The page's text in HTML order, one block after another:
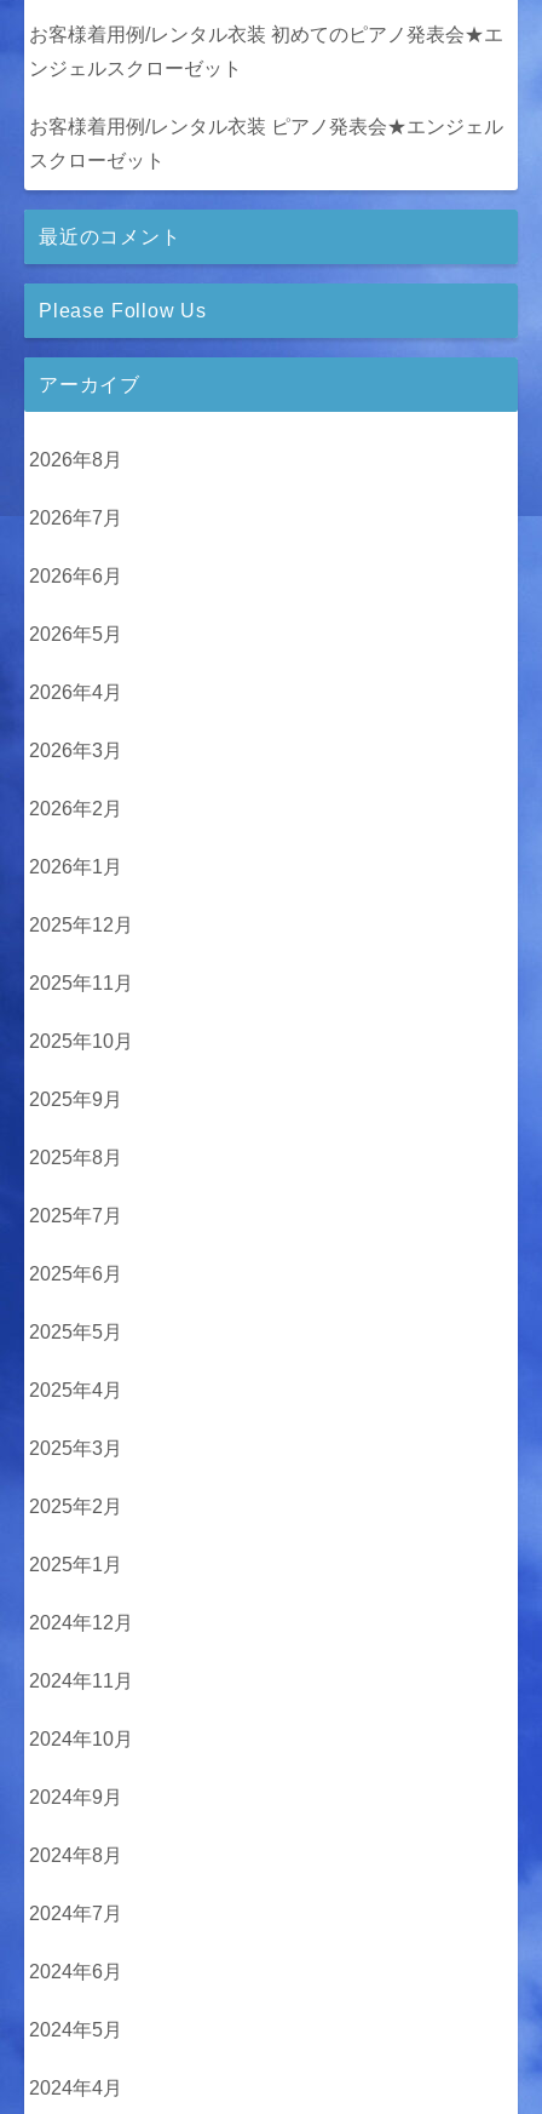
お客様着用例/レンタル衣装 初めてのピアノ発表会★エ
ンジェルスクローゼット
お客様着用例/レンタル衣装 ピアノ発表会★エンジェル
スクローゼット
最近のコメント
Please Follow Us
アーカイブ
2026年8月
2026年7月
2026年6月
2026年5月
2026年4月
2026年3月
2026年2月
2026年1月
2025年12月
2025年11月
2025年10月
2025年9月
2025年8月
2025年7月
2025年6月
2025年5月
2025年4月
2025年3月
2025年2月
2025年1月
2024年12月
2024年11月
2024年10月
2024年9月
2024年8月
2024年7月
2024年6月
2024年5月
2024年4月